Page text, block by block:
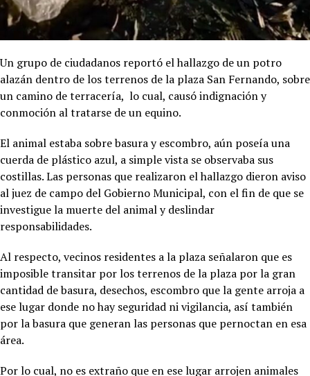
Un grupo de ciudadanos reportó el hallazgo de un potro
alazán dentro de los terrenos de la plaza San Fernando, sobre
un camino de terracería, lo cual, causó indignación y
conmoción al tratarse de un equino.
El animal estaba sobre basura y escombro, aún poseía una
cuerda de plástico azul, a simple vista se observaba sus
costillas. Las personas que realizaron el hallazgo dieron aviso
al juez de campo del Gobierno Municipal, con el fin de que se
investigue la muerte del animal y deslindar
responsabilidades.
Al respecto, vecinos residentes a la plaza señalaron que es
imposible transitar por los terrenos de la plaza por la gran
cantidad de basura, desechos, escombro que la gente arroja a
ese lugar donde no hay seguridad ni vigilancia, así también
por la basura que generan las personas que pernoctan en esa
área.
Por lo cual, no es extraño que en ese lugar arrojen animales